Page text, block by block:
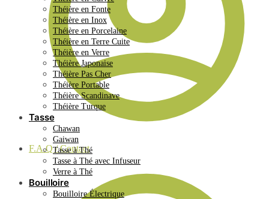
F.A.Q / Contact
Théière en Fonte
Théière en Inox
Théière en Porcelaine
Théière en Terre Cuite
Théière en Verre
Théière Japonaise
Théière Pas Cher
Théière Portable
Théière Scandinave
Théière Turque
Tasse
Chawan
Gaiwan
Tasse à Thé
Tasse à Thé avec Infuseur
Verre à Thé
Bouilloire
Bouilloire Électrique